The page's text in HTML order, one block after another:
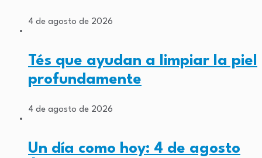
4 de agosto de 2026
Tés que ayudan a limpiar la piel
profundamente
4 de agosto de 2026
Un día como hoy: 4 de agosto